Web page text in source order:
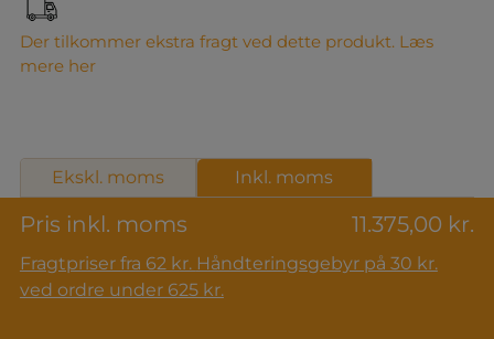
Der tilkommer ekstra fragt ved dette produkt. Læs
mere her
Pris inkl. moms 11.375,00 kr.
Fragtpriser fra 62 kr. Håndteringsgebyr på 30 kr.
ved ordre under 625 kr.
Ekskl. moms Inkl. moms